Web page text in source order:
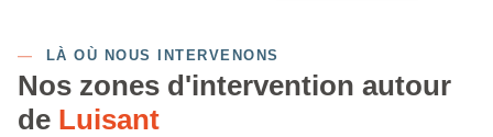
— LÀ OÙ NOUS INTERVENONS
Nos zones d'intervention autour
de Luisant